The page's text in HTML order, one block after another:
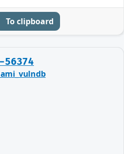
To clipboard